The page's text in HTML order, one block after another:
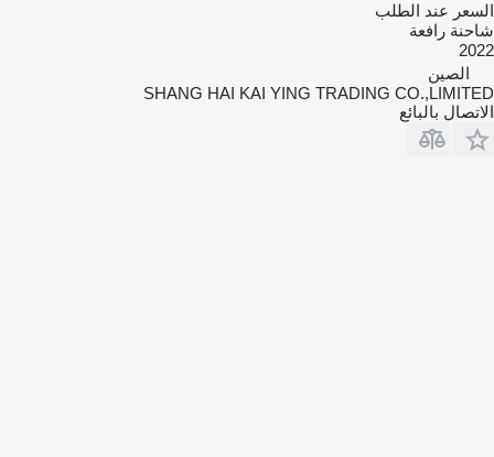
السعر عند الطلب
شاحنة رافعة
2022
الصين
SHANG HAI KAI YING TRADING CO.,LIMITED
الاتصال بالبائع